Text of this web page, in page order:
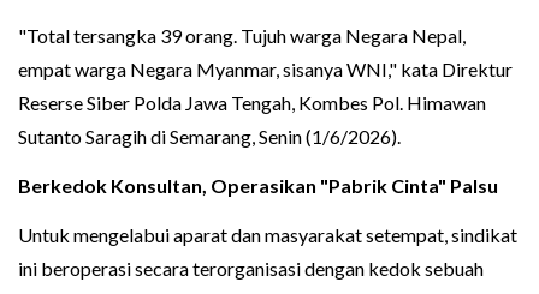
"Total tersangka 39 orang. Tujuh warga Negara Nepal,
empat warga Negara Myanmar, sisanya WNI," kata Direktur
Reserse Siber Polda Jawa Tengah, Kombes Pol. Himawan
Sutanto Saragih di Semarang, Senin (1/6/2026).
Berkedok Konsultan, Operasikan "Pabrik Cinta" Palsu
Untuk mengelabui aparat dan masyarakat setempat, sindikat
ini beroperasi secara terorganisasi dengan kedok sebuah